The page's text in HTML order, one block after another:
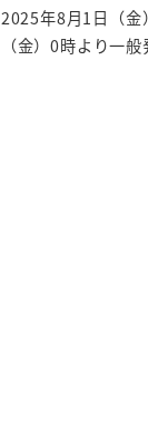
2025年8月1日（金
（金）0時より一